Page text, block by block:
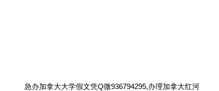
急办加拿大大学假文凭Q微936794295,办理加拿大红河